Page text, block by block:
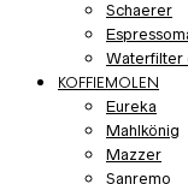
Schaerer
Waterfilter
KOFFIEMOLEN
Eureka
Mahlkönig
Mazzer
Sanremo